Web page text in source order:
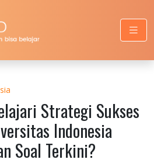
Strategi Sukses
Indonesia
Soal Terkini?